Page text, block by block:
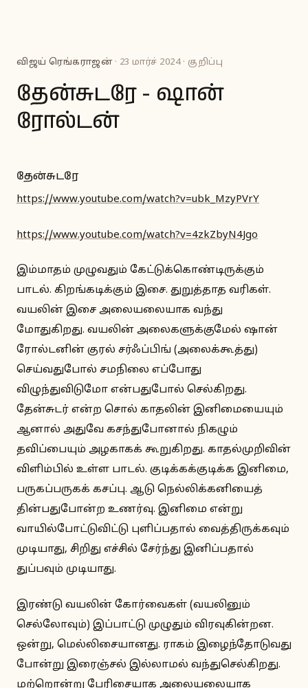
விஜய் ரெங்கராஜன்· 23 மார்ச் 2024 · குறிப்பு
தேன்சுடரே - ஷான்
ரோல்டன்
தேன்சுடரே
https://www.youtube.com/watch?v=ubk_MzyPVrY
https://www.youtube.com/watch?v=4zkZbyN4Jgo
இம்மாதம் முழுவதும் கேட்டுக்கொண்டிருக்கும்
பாடல். கிறங்கடிக்கும் இசை. துறுத்தாத வரிகள்.
வயலின் இசை அலையலையாக வந்து
மோதுகிறது. வயலின் அலைகளுக்குமேல் ஷான்
ரோல்டனின் குரல் சர்ஃப்பிங் (அலைக்கூத்து)
செய்வதுபோல் சமநிலை எப்போது
விழுந்துவிடுமோ என்பதுபோல் செல்கிறது.
தேன்சுடர் என்ற சொல் காதலின் இனிமையையும்
ஆனால் அதுவே கசந்துபோனால் நிகழும்
தவிப்பையும் அழகாகக் கூறுகிறது. காதல்முறிவின்
விளிம்பில் உள்ள பாடல். குடிக்கக்குடிக்க இனிமை,
பருகப்பருகக் கசப்பு. ஆடு நெல்லிக்கனியைத்
தின்பதுபோன்ற உணர்வு. இனிமை என்று
வாயில்போட்டுவிட்டு புளிப்பதால் வைத்திருக்கவும்
முடியாது, சிறிது எச்சில் சேர்ந்து இனிப்பதால்
துப்பவும் முடியாது.
இரண்டு வயலின் கோர்வைகள் (வயலினும்
செல்லோவும்) இப்பாட்டு முழுதும் விரவுகின்றன.
ஒன்று, மெல்லிசையானது. ராகம் இழைந்தோடுவது
போன்று இரைஞ்சல் இல்லாமல் வந்துசெல்கிறது.
மற்றொன்று பேரிசையாக அலையலையாக